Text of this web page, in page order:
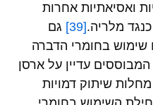
ואסיאתיות אחרות
[39]
גם
שימוש בחומרי הדברה
עדיין על ארסן
שיתוק דמויות